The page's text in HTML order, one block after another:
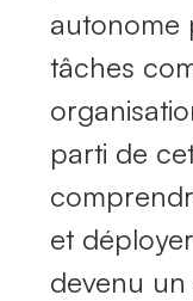
autonome
tâches
parti de
et
devenu